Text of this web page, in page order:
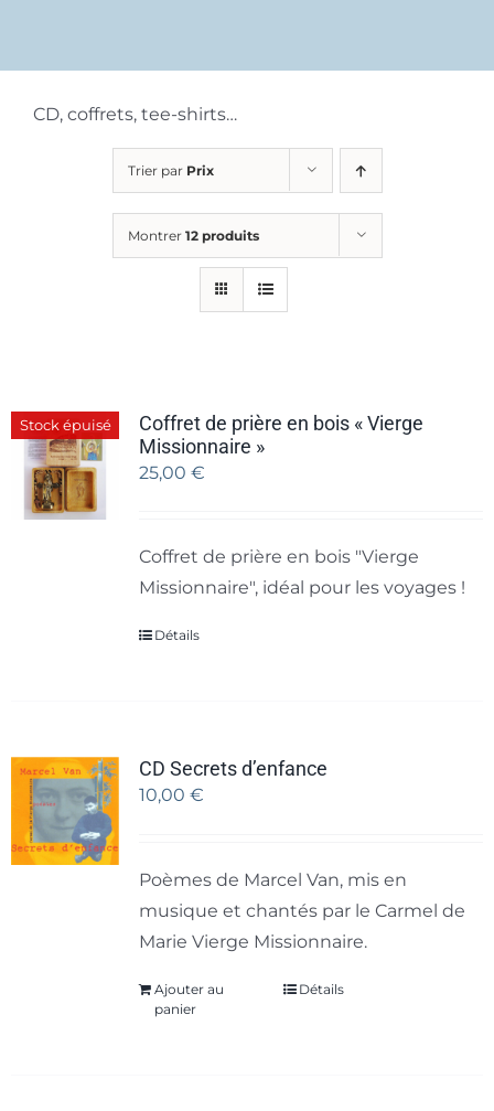
CD, coffrets, tee-shirts…
Trier par Prix
Montrer 12 produits
Stock épuisé
Coffret de prière en bois « Vierge
Missionnaire »
25,00 €
Coffret de prière en bois "Vierge
Missionnaire", idéal pour les voyages !
Détails
CD Secrets d’enfance
10,00 €
Poèmes de Marcel Van, mis en
musique et chantés par le Carmel de
Marie Vierge Missionnaire.
Ajouter au
panier
Détails